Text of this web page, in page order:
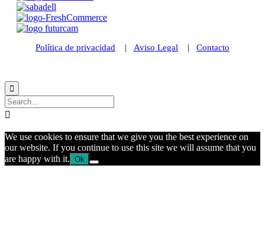
Política de privacidad | Aviso Legal | Contacto


We use cookies to ensure that we give you the best experience on
our website. If you continue to use this site we will assume that you
are happy with it. Ok